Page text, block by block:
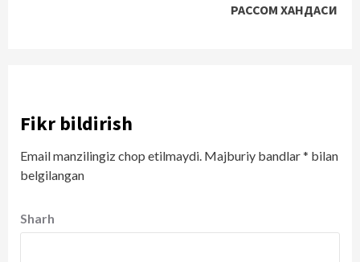
РАССОМ ХАНДАСИ
Fikr bildirish
Email manzilingiz chop etilmaydi. Majburiy bandlar* bilan
belgilangan
Sharh